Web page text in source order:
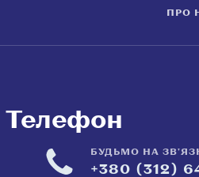
ПРО
Телефон
БУДЬМО НА
+380 (312)